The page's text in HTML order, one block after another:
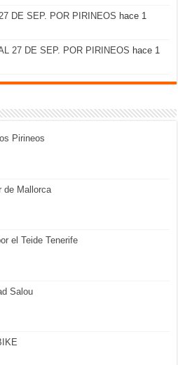
DE SEP. POR PIRINEOS hace 1
27 DE SEP. POR PIRINEOS hace 1
Pirineos
de Mallorca
el Teide Tenerife
Salou